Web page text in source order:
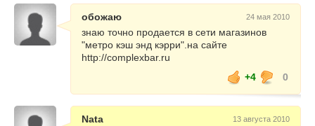
обожаю 24 мая 2010
знаю точно продается в сети магазинов
"метро кэш энд кэрри".на сайте
http://complexbar.ru
+4
0
Nata 13 августа 2010